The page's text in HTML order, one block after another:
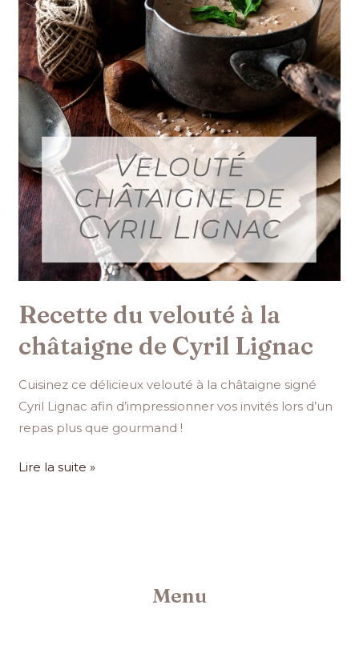
Recette du velouté à la
châtaigne de Cyril Lignac
Cuisinez ce délicieux velouté à la châtaigne signé
Cyril Lignac afin d’impressionner vos invités lors d’un
repas plus que gourmand !
de
Cyril
Lignac
Lire la suite »
Menu